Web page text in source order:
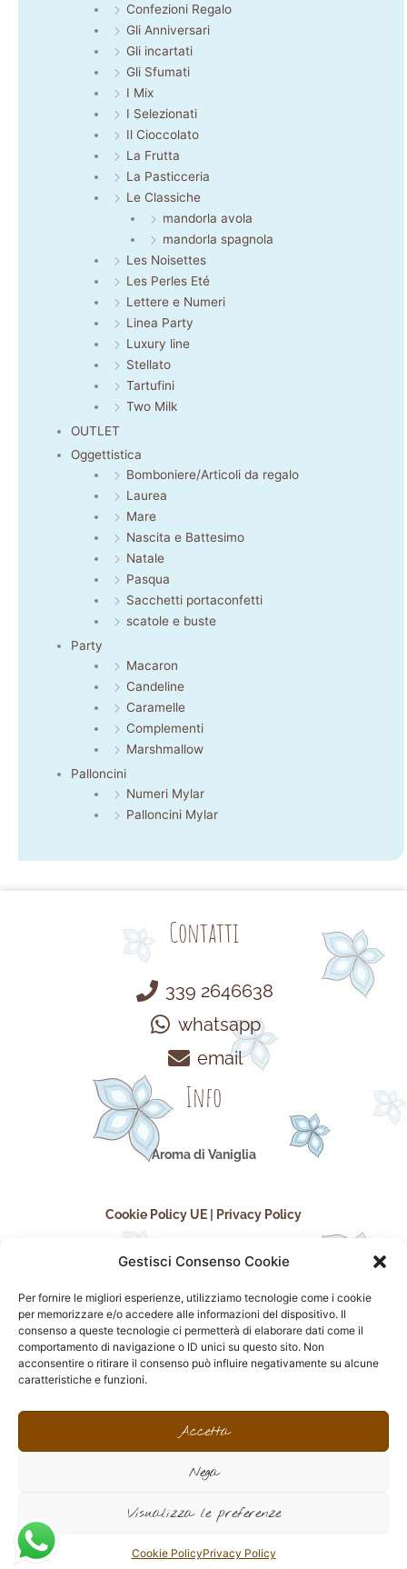
Gestisci Consenso Cookie
Per fornire le migliori esperienze, utilizziamo tecnologie come i cookie
per memorizzare e/o accedere alle informazioni del dispositivo. Il
consenso a queste tecnologie ci permetterà di elaborare dati come il
comportamento di navigazione o ID unici su questo sito. Non
acconsentire o ritirare il consenso può influire negativamente su alcune
caratteristiche e funzioni.
Accetta
Nega
Visualizza le preferenze
Cookie PolicyPrivacy Policy
Confezioni Regalo
Gli Anniversari
Gli incartati
Gli Sfumati
I Mix
I Selezionati
Il Cioccolato
La Frutta
La Pasticceria
Le Classiche
mandorla avola
mandorla spagnola
Les Noisettes
Les Perles Eté
Lettere e Numeri
Linea Party
Luxury line
Stellato
Tartufini
Two Milk
OUTLET
Oggettistica
Bomboniere/Articoli da regalo
Laurea
Mare
Nascita e Battesimo
Natale
Pasqua
Sacchetti portaconfetti
scatole e buste
Party
Macaron
Candeline
Caramelle
Complementi
Marshmallow
Palloncini
Numeri Mylar
Palloncini Mylar
Contatti
339 2646638
whatsapp
email
Info
Aroma di Vaniglia
Cookie Policy UE Privacy Policy
seguici sui social
F
e
k
f
I
n
t
a
a
P
i
t
s
F
c